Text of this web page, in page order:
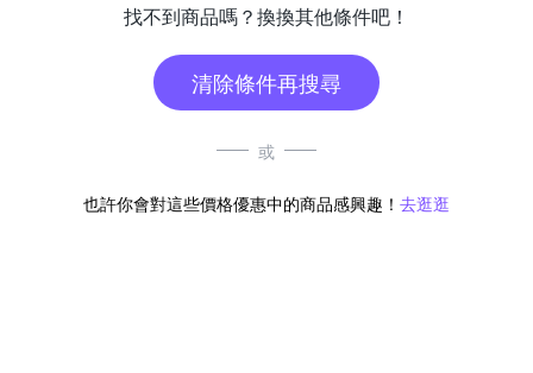
找不到商品嗎？換換其他條件吧！
清除條件再搜尋
或
也許你會對這些價格優惠中的商品感興趣！ 去逛逛